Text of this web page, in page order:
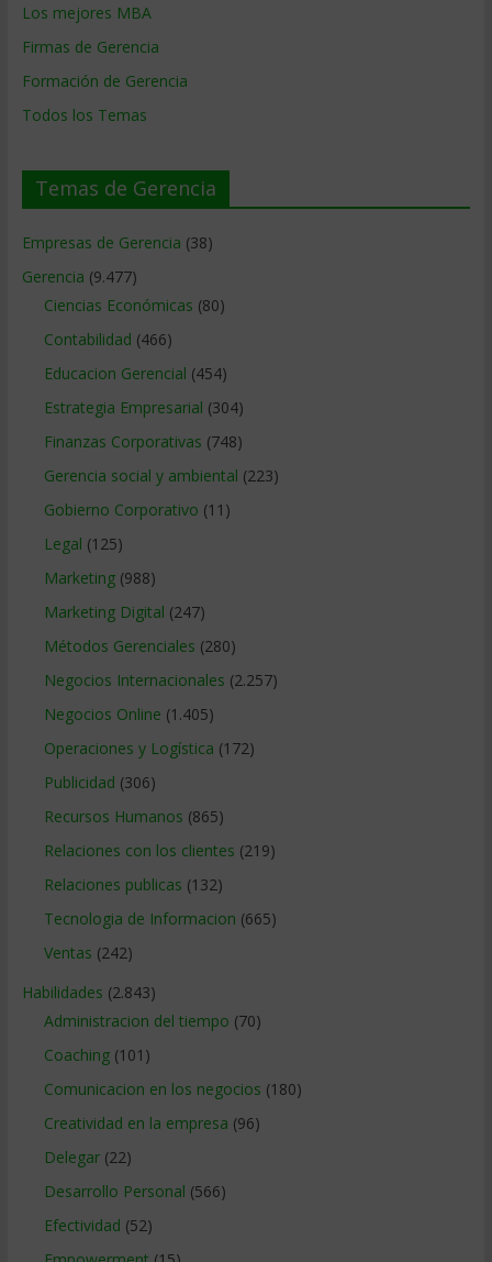
Los mejores MBA
Firmas de Gerencia
Formación de Gerencia
Todos los Temas
Temas de Gerencia
Empresas de Gerencia (38)
Gerencia (9.477)
Ciencias Económicas (80)
Contabilidad (466)
Educacion Gerencial (454)
Estrategia Empresarial (304)
Finanzas Corporativas (748)
Gerencia social y ambiental (223)
Gobierno Corporativo (11)
Legal (125)
Marketing(988)
Marketing Digital (247)
Métodos Gerenciales (280)
Negocios Internacionales (2.257)
Negocios Online (1.405)
Operaciones y Logística (172)
Publicidad (306)
Recursos Humanos (865)
Relaciones con los clientes (219)
Relaciones publicas (132)
Tecnologia de Informacion (665)
Ventas (242)
Habilidades (2.843)
Administracion del tiempo (70)
Coaching(101)
Comunicacion en los negocios (180)
Creatividad en la empresa (96)
Delegar(22)
Desarrollo Personal (566)
Efectividad (52)